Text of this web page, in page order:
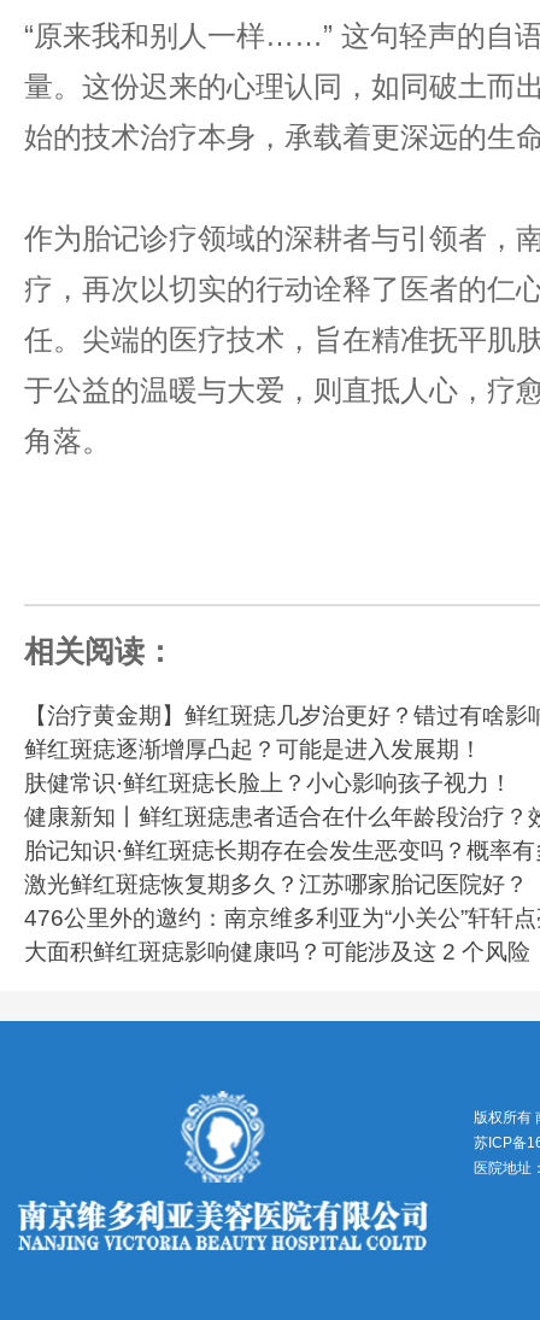
“原来我和别人一样……” 这句轻声的自
量。这份迟来的心理认同，如同破土而
始的技术治疗本身，承载着更深远的生
作为胎记诊疗领域的深耕者与引领者，
疗，再次以切实的行动诠释了医者的仁
任。尖端的医疗技术，旨在精准抚平肌
于公益的温暖与大爱，则直抵人心，疗
角落。
相关阅读：
【治疗黄金期】鲜红斑痣几岁治更好？错过有啥影
鲜红斑痣逐渐增厚凸起？可能是进入发展期！
肤健常识·鲜红斑痣长脸上？小心影响孩子视力！
健康新知丨鲜红斑痣患者适合在什么年龄段治疗？
胎记知识·鲜红斑痣长期存在会发生恶变吗？概率
激光鲜红斑痣恢复期多久？江苏哪家胎记医院好？
476公里外的邀约：南京维多利亚为“小关公”轩轩
大面积鲜红斑痣影响健康吗？可能涉及这 2 个风险
版权所有
苏ICP备
医院地址